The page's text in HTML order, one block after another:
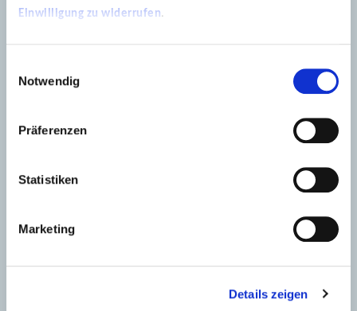
Einwilligung zu widerrufen.
Notwendig
Präferenzen
Statistiken
Marketing
Details zeigen
Jobs
Informiert bleiben und unsere kostenfreien Newsletter